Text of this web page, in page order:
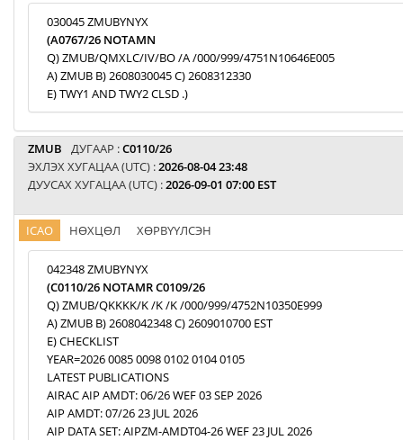
030045 ZMUBYNYX
(A0767/26 NOTAMN
Q) ZMUB/QMXLC/IV/BO /A /000/999/4751N10646E005
A) ZMUB B) 2608030045 C) 2608312330
E) TWY1 AND TWY2 CLSD .)
ZMUB ДУГААР :C0110/26
ЭХЛЭХ ХУГАЦАА (UTC) :2026-08-04 23:48
ДУУСАХ ХУГАЦАА (UTC) :2026-09-01 07:00 EST
ICAO НӨХЦӨЛ ХӨРВҮҮЛСЭН
042348 ZMUBYNYX
(C0110/26 NOTAMR C0109/26
Q) ZMUB/QKKKK/K /K /K /000/999/4752N10350E999
A) ZMUB B) 2608042348 C) 2609010700 EST
E) CHECKLIST
YEAR=2026 0085 0098 0102 0104 0105
LATEST PUBLICATIONS
AIRAC AIP AMDT: 06/26 WEF 03 SEP 2026
AIP AMDT: 07/26 23 JUL 2026
AIP DATA SET: AIPZM-AMDT04-26 WEF 23 JUL 2026